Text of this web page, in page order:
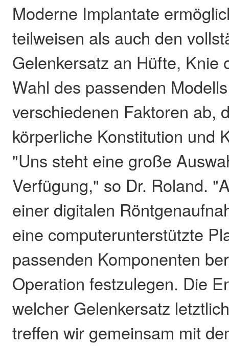
Moderne Implantate
teilweisen als auch den
Gelenkersatz an Hüfte, Knie
Wahl des passenden
verschiedenen Faktoren ab,
körperliche Konstitution und
"Uns steht eine große
Verfügung," so Dr. Roland.
einer digitalen
eine computerunterstützte
passenden Komponenten
Operation festzulegen. Die
welcher Gelenkersatz
treffen wir gemeinsam mit